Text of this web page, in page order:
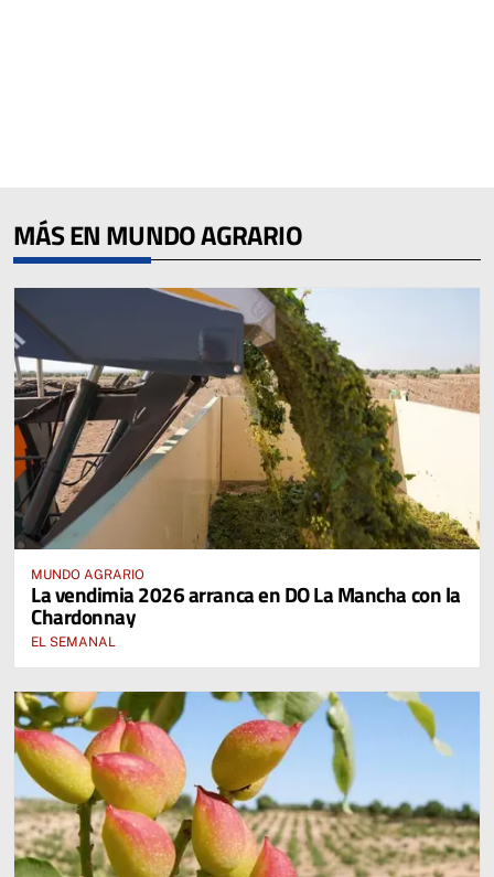
MÁS EN MUNDO AGRARIO
MUNDO AGRARIO
La vendimia 2026 arranca en DO La Mancha con la
Chardonnay
EL SEMANAL